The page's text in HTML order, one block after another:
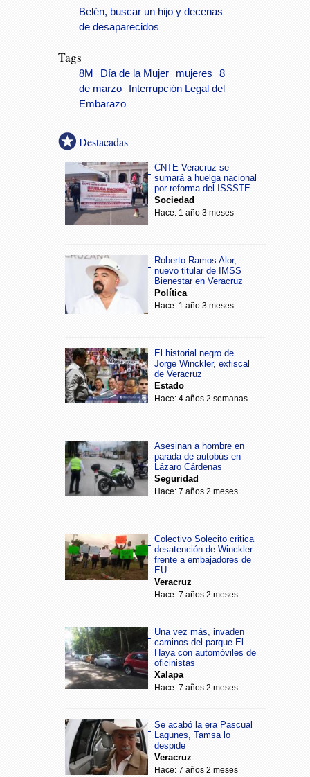
Belén, buscar un hijo y decenas
de desaparecidos
Tags
8M Día de la Mujer mujeres
8
de marzo
Interrupción Legal del
Embarazo
Destacadas
CNTE Veracruz se
sumará a huelga nacional
por reforma del ISSSTE
Sociedad
Hace: 1 año 3 meses
Roberto Ramos Alor,
nuevo titular de IMSS
Bienestar en Veracruz
Política
Hace: 1 año 3 meses
El historial negro de
Jorge Winckler, exfiscal
de Veracruz
Estado
Hace: 4 años 2 semanas
Asesinan a hombre en
parada de autobús en
Lázaro Cárdenas
Seguridad
Hace: 7 años 2 meses
Colectivo Solecito critica
desatención de Winckler
frente a embajadores de
EU
Veracruz
Hace: 7 años 2 meses
Una vez más, invaden
caminos del parque El
Haya con automóviles de
oficinistas
Xalapa
Hace: 7 años 2 meses
Se acabó la era Pascual
Lagunes, Tamsa lo
despide
Veracruz
Hace: 7 años 2 meses